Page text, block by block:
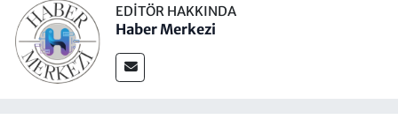
EDITÖR HAKKINDA
Haber Merkezi